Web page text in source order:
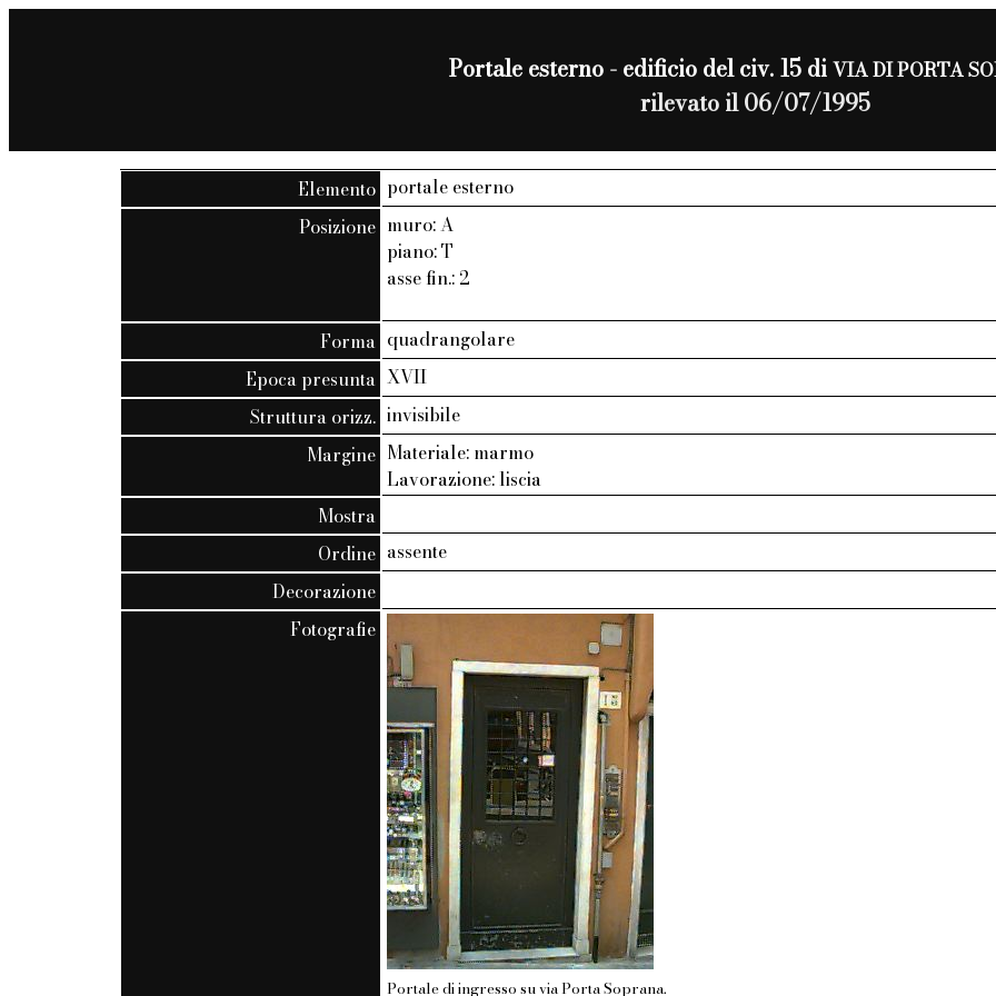
Portale esterno - edificio del civ. 15 diVIA DI PORTA
rilevato il 06/07/1995
Elemento portale esterno
Posizione muro: A
piano: T
asse fin.: 2
Forma quadrangolare
Epoca presunta XVII
Struttura orizz. invisibile
Margine Materiale: marmo
Lavorazione: liscia
Mostra
Ordine assente
Decorazione
Fotografie
Portale di ingresso su via Porta Soprana.